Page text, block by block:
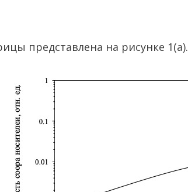
представлена на рисунке 1(а).